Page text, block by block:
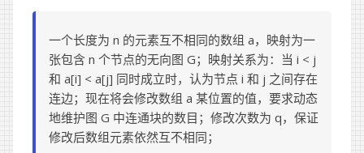
一个长度为 n 的元素互不相同的数组 a，映射为一
张包含 n 个节点的无向图 G；映射关系为：当 i < j
和 a[i] < a[j] 同时成立时，认为节点 i 和 j 之间存在
连边；现在将会修改数组 a 某位置的值，要求动态
地维护图 G 中连通块的数目；修改次数为 q，保证
修改后数组元素依然互不相同；